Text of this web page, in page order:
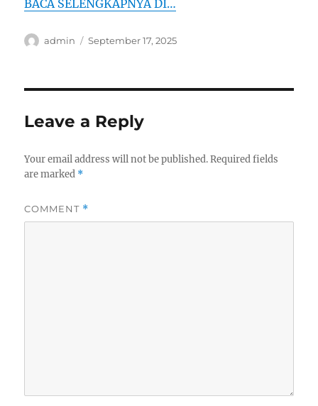
BACA SELENGKAPNYA DI…
Author
admin
Posted
September 17, 2025
Leave a Reply
Your email address will not be published. Required fields
are marked *
COMMENT *